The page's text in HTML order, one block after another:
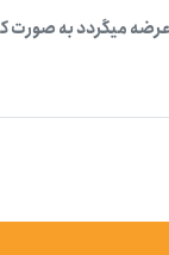
میگردد به صورت